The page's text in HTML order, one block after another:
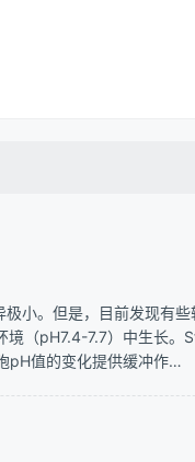
小。但是，目前发现有
（pH7.4-7.7）中生长。
pH值的变化提供缓冲作…